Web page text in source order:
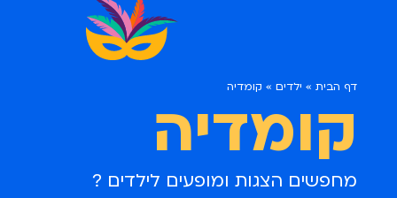
דף הבית » ילדים » קומדיה
קומדיה
מחפשים הצגות ומופעים לילדים ?